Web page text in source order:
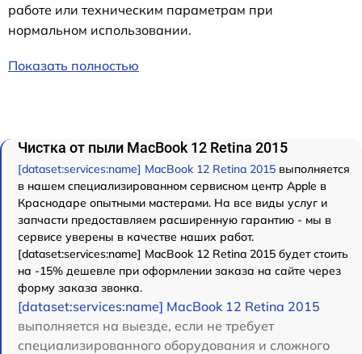
работе или техническим параметрам при
нормальном использовании.
Показать полностью
Чистка от пыли MacBook 12 Retina 2015
[dataset:services:name] MacBook 12 Retina 2015 выполняется
в нашем специализированном сервисном центр Apple в
Краснодаре опытными мастерами. На все виды услуг и
запчасти предоставляем расширенную гарантию - мы в
сервисе уверены в качестве наших работ.
[dataset:services:name] MacBook 12 Retina 2015 будет стоить
на -15% дешевле при оформлении заказа на сайте через
форму заказа звонка.
[dataset:services:name] MacBook 12 Retina 2015
выполняется на выезде, если не требует
специализированного оборудования и сложного